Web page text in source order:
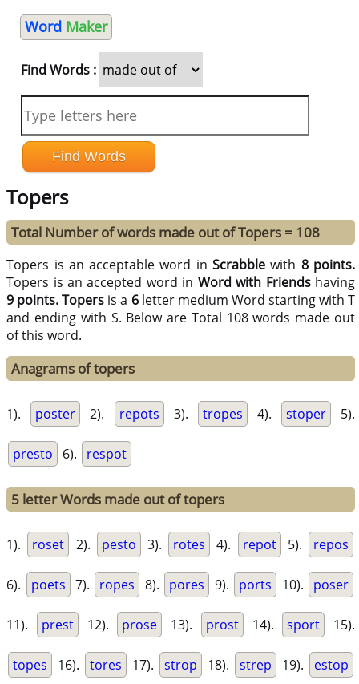
Word Maker
Find Words :
Topers
Total Number of words made out of Topers = 108
Topers is an acceptable word inScrabble with 8 points.
Topers is an accepted word in Word with Friendshaving
9 points.Topers is a 6letter medium Word starting with T
and ending with S. Below are Total 108 words made out
of this word.
Anagrams of topers
1). poster 2). repots 3). tropes 4). stoper 5).
presto 6). respot
5 letter Words made out of topers
1). roset 2). pesto 3). rotes 4). repot 5). repos
6). poets 7). ropes 8). pores 9). ports 10). poser
11). prest 12). prose 13). prost 14). sport 15).
topes 16). tores 17). strop 18). strep 19). estop